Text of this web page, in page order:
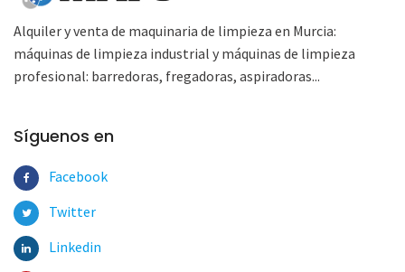
Alquiler y venta de maquinaria de limpieza en Murcia:
máquinas de limpieza industrial y máquinas de limpieza
profesional: barredoras, fregadoras, aspiradoras...
Síguenos en
Facebook
Twitter
Linkedin